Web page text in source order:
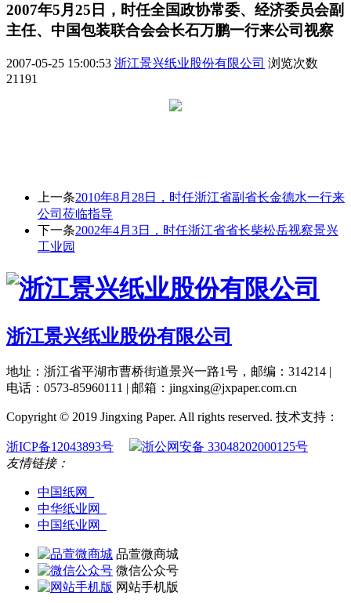
2007年5月25日，时任全国政协常委、经济委员会副
主任、中国包装联合会会长石万鹏一行来公司视察
2007-05-25 15:00:53 浙江景兴纸业股份有限公司 浏览次数
21191
上一条2010年8月28日，时任浙江省副省长金德水一行来
公司莅临指导
下一条2002年4月3日，时任浙江省省长柴松岳视察景兴
工业园
浙江景兴纸业股份有限公司
地址：浙江省平湖市曹桥街道景兴一路1号，邮编：314214 |
电话：0573-85960111 | 邮箱：jingxing@jxpaper.com.cn
Copyright © 2019 Jingxing Paper. All rights reserved. 技术支持：
浙ICP备12043893号
浙公网安备 33048202000125号
友情链接：
中国纸网
中华纸业网
中国纸业网
品萱微商城
微信公众号
网站手机版